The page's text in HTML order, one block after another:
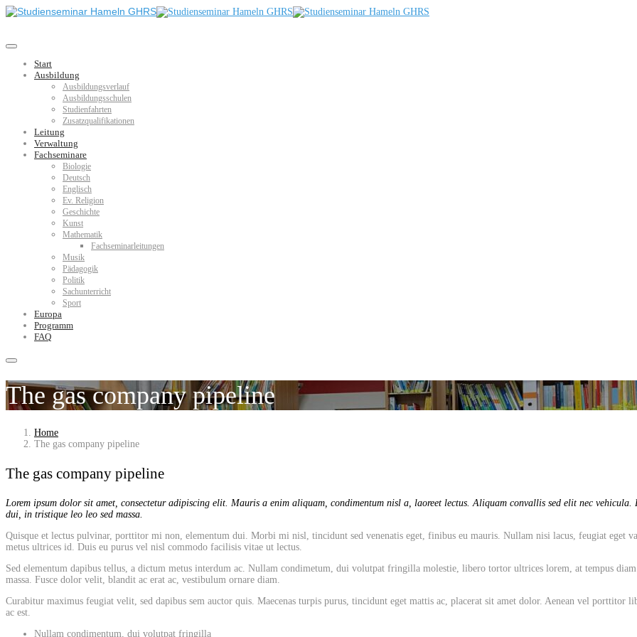
Start
Ausbildung
Ausbildungsverlauf
Ausbildungsschulen
Studienfahrten
Zusatzqualifikationen
Leitung
Verwaltung
Fachseminare
Biologie
Deutsch
Englisch
Ev. Religion
Geschichte
Kunst
Mathematik
Fachseminarleitungen
Musik
Pädagogik
Politik
Sachunterricht
Sport
Europa
Programm
FAQ
The gas company pipeline
Home
The gas company pipeline
The gas company pipeline
Lorem ipsum dolor sit amet, consectetur adipiscing elit. Mauris a enim aliquam, condimentum nisl a, laoreet lectus. Aliquam convallis sed elit nec
dui, in tristique leo leo sed massa.
Quisque et lectus pulvinar, porttitor mi non, elementum dui. Morbi mi nisl, tincidunt sed venenatis eget, finibus eu mauris. Nullam nisi lacus, feugiat eget
metus ultrices id. Duis eu purus vel nisl commodo facilisis vitae ut lectus.
Sed elementum dapibus tellus, a dictum metus interdum ac. Nullam condimetum, dui volutpat fringilla molestie, libero tortor ultrices lorem, at tempus
massa. Fusce dolor velit, blandit ac erat ac, vestibulum ornare diam.
Curabitur maximus feugiat velit, sed dapibus sem auctor quis. Maecenas turpis purus, tincidunt eget mattis ac, placerat sit amet dolor. Aenean vel porttitor
ac est.
Nullam condimentum, dui volutpat fringilla